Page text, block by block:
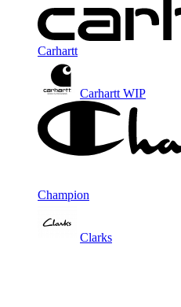
Carhartt
Carhartt WIP
Champion
Clarks